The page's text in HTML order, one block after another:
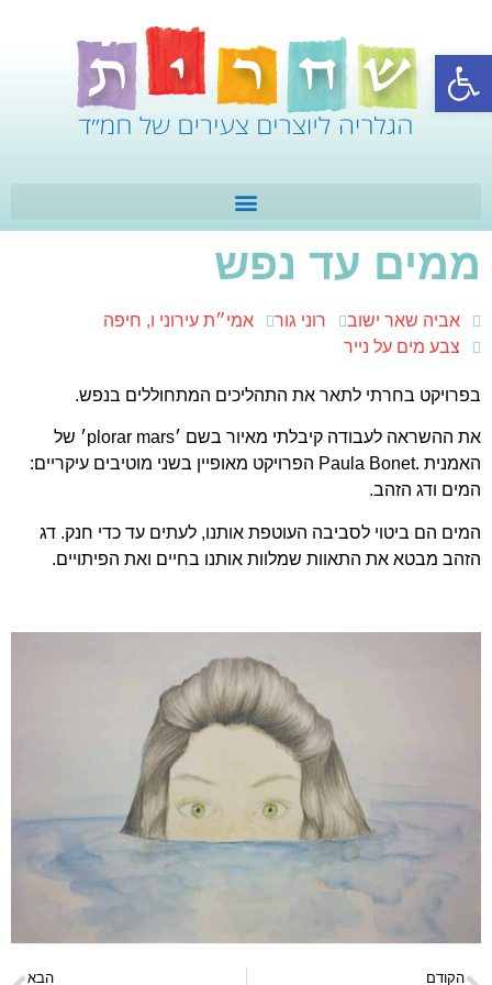
פתח סרגל נגישות
ממים עד נפש
אביה שאר ישוב רוני גור
אמי״ת עירוני ו, חיפה
צבע מים על נייר
בפרויקט בחרתי לתאר את התהליכים המתחוללים בנפש.
את ההשראה לעבודה קיבלתי מאיור בשם ׳plorar mars׳ של
האמנית .Paula Bonet הפרויקט מאופיין בשני מוטיבים עיקריים:
המים ודג הזהב.
המים הם ביטוי לסביבה העוטפת אותנו, לעתים עד כדי חנק. דג
הזהב מבטא את התאוות שמלוות אותנו בחיים ואת הפיתויים.
הקודם הבא